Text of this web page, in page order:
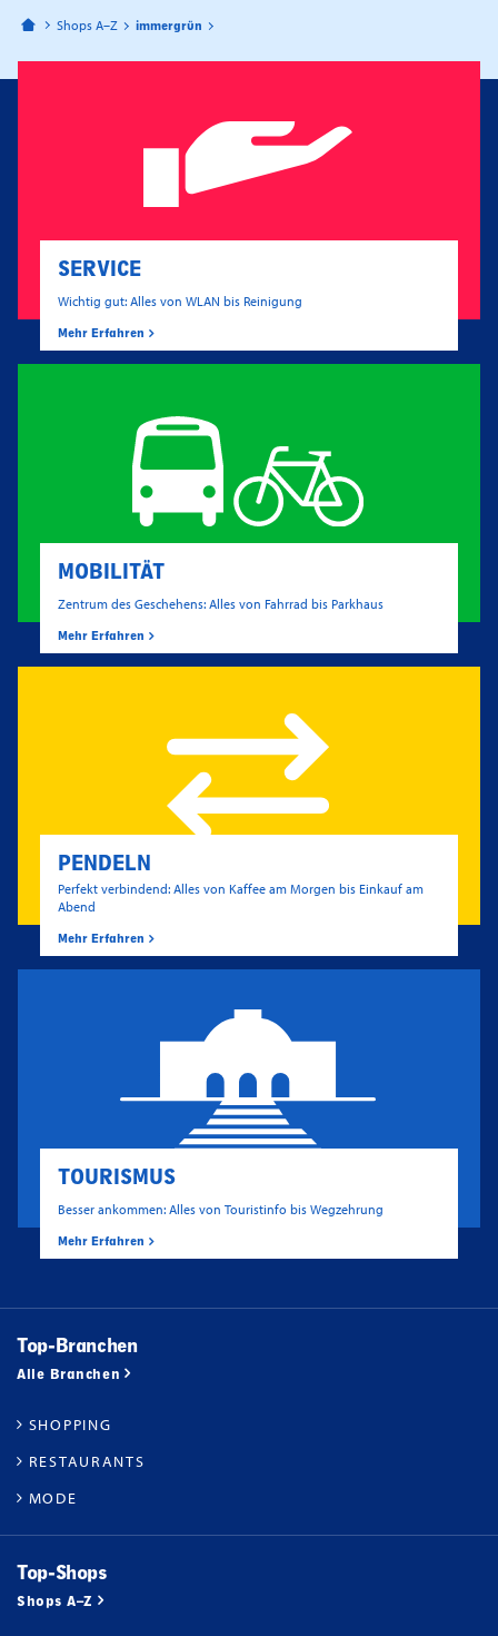
Bahnhofspassagen Potsdam
Shops A–Z immergrün
SERVICE
Wichtig gut: Alles von WLAN bis Reinigung
Mehr Erfahren
MOBILITÄT
Zentrum des Geschehens: Alles von Fahrrad bis Parkhaus
Mehr Erfahren
PENDELN
Perfekt verbindend: Alles von Kaffee am Morgen bis Einkauf am
Abend
Mehr Erfahren
TOURISMUS
Besser ankommen: Alles von Touristinfo bis Wegzehrung
Mehr Erfahren
Top-Branchen
Alle Branchen
SHOPPING
RESTAURANTS
MODE
Top-Shops
Shops A–Z